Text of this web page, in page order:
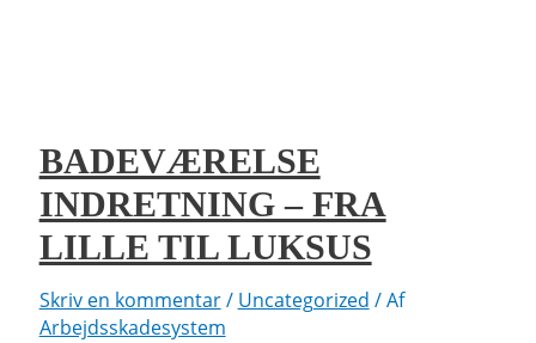
drømmekøkken
BADEVÆRELSE
INDRETNING – FRA
LILLE TIL LUKSUS
Skriv en kommentar/ Uncategorized / Af
Arbejdsskadesystem